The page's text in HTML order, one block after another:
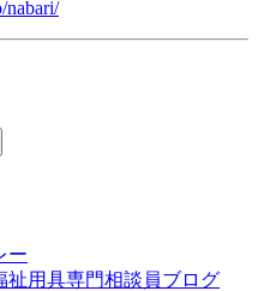
nabari/
ー
祉用具専門相談員ブログ